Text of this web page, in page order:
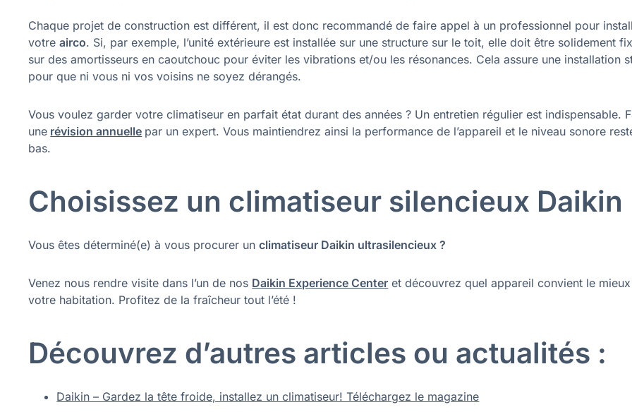
Chaque projet de construction est différent, il est donc recommandé de faire appel à un professionnel pour
votreairco. Si, par exemple, l’unité extérieure est installée sur une structure sur le toit, elle doit être solidement
sur des amortisseurs en caoutchouc pour éviter les vibrations et/ou les résonances. Cela assure une installation
pour que ni vous ni vos voisins ne soyez dérangés.
Vous voulez garder votre climatiseur en parfait état durant des années ? Un entretien régulier est indispensable.
une révision annuelle par un expert. Vous maintiendrez ainsi la performance de l’appareil et le niveau sonore
bas.
Choisissez un climatiseur silencieux Daikin
Vous êtes déterminé(e) à vous procurer unclimatiseur Daikin ultrasilencieux ?
Venez nous rendre visite dans l’un de nos Daikin Experience Center et découvrez quel appareil convient le
votre habitation. Profitez de la fraîcheur tout l’été !
Découvrez d’autres articles ou actualités :
Daikin – Gardez la tête froide, installez un climatiseur! Téléchargez le magazine